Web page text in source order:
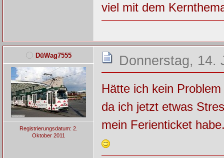
viel mit dem
DüWag7555
Registrierungsdatum: 2.
Oktober 2011
Donnerstag, 14.
Hätte ich kein
da ich jetzt etwas
mein Ferienticket